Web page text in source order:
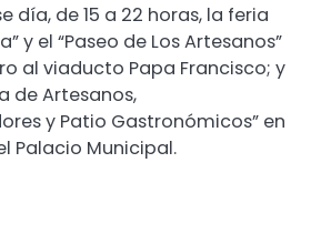
día, de 15 a 22 horas, la feria
y el “Paseo de Los Artesanos”
al viaducto Papa Francisco; y
de Artesanos,
y Patio Gastronómicos” en
Palacio Municipal.